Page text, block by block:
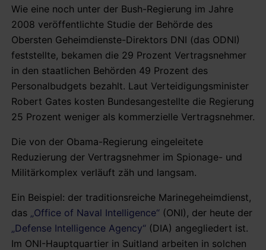
Wie eine noch unter der Bush-Regierung im Jahre
2008 veröffentlichte Studie der Behörde des
Obersten Geheimdienste-Direktors DNI (das ODNI)
feststellte, bekamen die 29 Prozent Vertragsnehmer
in den staatlichen Behörden 49 Prozent des
Personalbudgets bezahlt. Laut Verteidigungsminister
Robert Gates kosten Bundesangestellte die Regierung
25 Prozent weniger als kommerzielle Vertragsnehmer.
Die von der Obama-Regierung eingeleitete
Reduzierung der Vertragsnehmer im Spionage- und
Militärkomplex verläuft zäh und langsam.
Ein Beispiel: der traditionsreiche Marinegeheimdienst,
das „Office of Naval Intelligence“ (ONI), der heute der
„Defense Intelligence Agency“ (DIA) angegliedert ist.
Im ONI-Hauptquartier in Suitland arbeiten in solchen